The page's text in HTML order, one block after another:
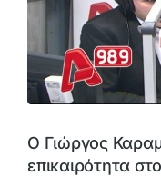
Ο Γιώργος
επικαιρότητα